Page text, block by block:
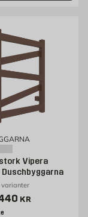
Vipera
varianter
5440 kr
KR